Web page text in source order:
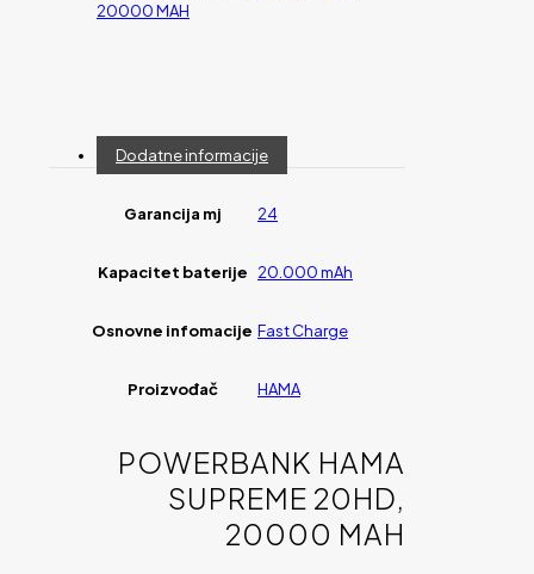
20000 MAH
Dodatne informacije
Garancija mj 24
Kapacitet baterije 20.000 mAh
Osnovne infomacije Fast Charge
Proizvođač HAMA
POWERBANK HAMA
SUPREME 20HD,
20000 MAH